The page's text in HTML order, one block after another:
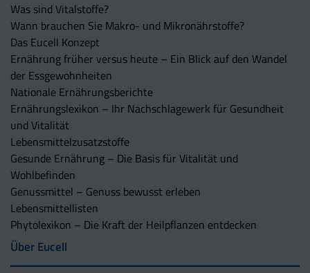
Was sind Vitalstoffe?
Wann brauchen Sie Makro- und Mikronährstoffe?
Das Eucell Konzept
Ernährung früher versus heute – Ein Blick auf den Wandel
der Essgewohnheiten
Nationale Ernährungsberichte
Ernährungslexikon – Ihr Nachschlagewerk für Gesundheit
und Vitalität
Lebensmittelzusatzstoffe
Gesunde Ernährung – Die Basis für Vitalität und
Wohlbefinden
Genussmittel – Genuss bewusst erleben
Lebensmittellisten
Phytolexikon – Die Kraft der Heilpflanzen entdecken
Über Eucell